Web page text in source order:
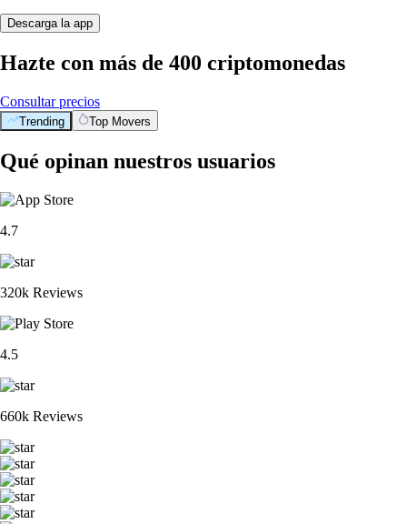
Descarga la app
Hazte con más de 400 criptomonedas
Consultar precios
Trending Top Movers
Qué opinan nuestros usuarios
4.7
320k Reviews
4.5
660k Reviews